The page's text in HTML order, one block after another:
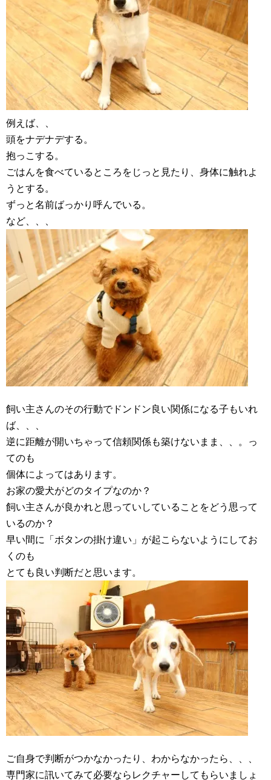
例えば、、
頭をナデナデする。
抱っこする。
ごはんを食べているところをじっと見たり、身体に触れよ
うとする。
ずっと名前ばっかり呼んでいる。
など、、、
飼い主さんのその行動でドンドン良い関係になる子もいれ
ば、、、
逆に距離が開いちゃって信頼関係も築けないまま、、。っ
てのも
個体によってはあります。
お家の愛犬がどのタイプなのか？
飼い主さんが良かれと思っていしていることをどう思って
いるのか？
早い間に「ボタンの掛け違い」が起こらないようにしてお
くのも
とても良い判断だと思います。
ご自身で判断がつかなかったり、わからなかったら、、、
専門家に訊いてみて必要ならレクチャーしてもらいましょ